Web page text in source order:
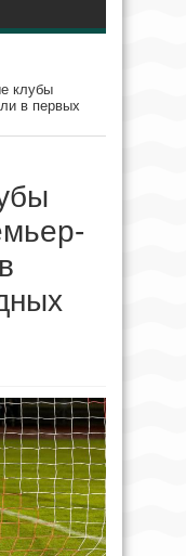
клубы
в первых